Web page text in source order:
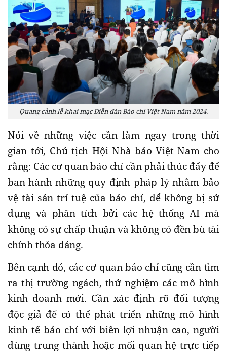
Quang cảnh lễ khai mạc Diễn đàn Báo chí Việt Nam năm 2024.
Nói về những việc cần làm ngay trong thời
gian tới, Chủ tịch Hội Nhà báo Việt Nam cho
rằng: Các cơ quan báo chí cần phải thúc đẩy để
ban hành những quy định pháp lý nhằm bảo
vệ tài sản trí tuệ của báo chí, để không bị sử
dụng và phân tích bởi các hệ thống AI mà
không có sự chấp thuận và không có đền bù tài
chính thỏa đáng.
Bên cạnh đó, các cơ quan báo chí cũng cần tìm
ra thị trường ngách, thử nghiệm các mô hình
kinh doanh mới. Cần xác định rõ đối tượng
độc giả để có thể phát triển những mô hình
kinh tế báo chí với biên lợi nhuận cao, người
dùng trung thành hoặc mối quan hệ trực tiếp